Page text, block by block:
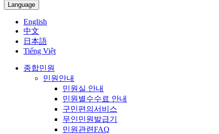
Language
English
中文
日本語
Tiếng Việt
종합민원
민원안내
민원실 안내
민원별수수료 안내
구민편의서비스
무인민원발급기
민원관련FAQ